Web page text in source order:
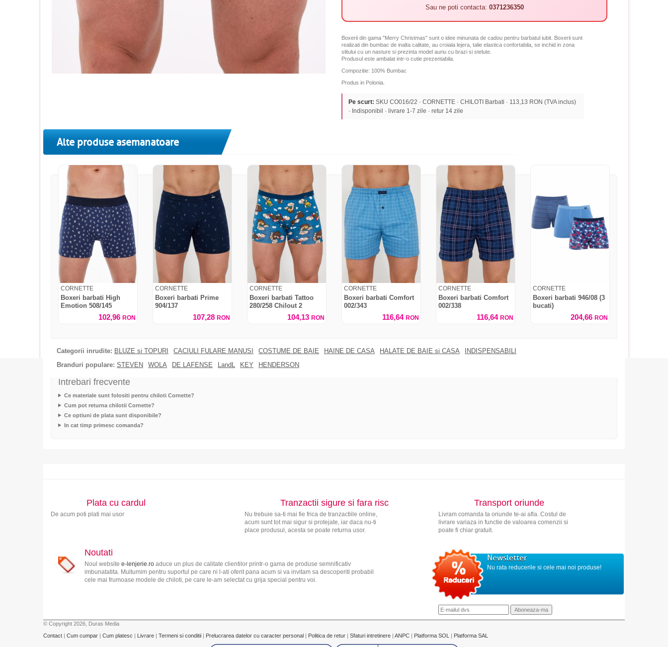
Sau ne poti contacta: 0371236350
Boxerii din gama "Merry Christmas" sunt o idee minunata de cadou pentru barbatul iubit. Boxerii sunt
realizati din bumbac de inalta calitate, au croiala lejera, talie elastica confortabila, se inchid in zona
slitului cu un nasture si prezinta model auriu cu brazi si stelute.
Produsul este ambalat intr-o cutie prezentabila.
Compozitie: 100% Bumbac
Produs in Polonia.
Pe scurt: SKU CO016/22 · CORNETTE · CHILOTI Barbati · 113,13 RON (TVA inclus)
· Indisponibil · livrare 1-7 zile · retur 14 zile
Alte produse asemanatoare
CORNETTE
Boxeri barbati High
Emotion 508/145
102,96 RON
CORNETTE
Boxeri barbati Prime
904/137
107,28 RON
CORNETTE
Boxeri barbati Tattoo
280/258 Chilout 2
104,13 RON
CORNETTE
Boxeri barbati Comfort
002/343
116,64 RON
CORNETTE
Boxeri barbati Comfort
002/338
116,64 RON
CORNETTE
Boxeri barbati 946/08 (3
bucati)
204,66 RON
Categorii inrudite: BLUZE si TOPURI CACIULI FULARE MANUSI COSTUME DE BAIE HAINE DE CASA HALATE DE BAIE si CASA
INDISPENSABILI
Branduri populare: STEVEN WOLA DE LAFENSE LandL KEY HENDERSON
Intrebari frecvente
Ce materiale sunt folositi pentru chiloti Cornette?
Cum pot returna chilotii Cornette?
Ce optiuni de plata sunt disponibile?
In cat timp primesc comanda?
Plata cu cardul
De acum poti plati mai usor
Tranzactii sigure si fara risc
Nu trebuie sa-ti mai fie frica de tranzactiile online,
acum sunt tot mai sigur si protejate, iar daca nu-ti
place produsul, acesta se poate returna usor.
Transport oriunde
Livram comanda ta oriunde te-ai afla. Costul de
livrare variaza in functie de valoarea comenzii si
poate fi chiar gratuit.
Noutati
Noul website e-lenjerie.roaduce un plus de calitate clientilor printr-o gama de produse semnificativ
imbunatatita. Multumim pentru suportul pe care ni l-ati oferit pana acum si va invitam sa descoperiti probabil
cele mai frumoase modele de chiloti, pe care le-am selectat cu grija special pentru voi.
Newsletter
Nu rata reducerile si cele mai noi produse!
© Copyright 2026, Duras Media
Contact | Cum cumpar | Cum platesc | Livrare | Termeni si conditii | Prelucrarea datelor cu caracter personal | Politica de retur | Sfaturi intretinere | ANPC | Platforma SOL | Platforma SAL